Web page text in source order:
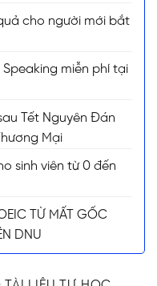
cho người mới bắt
miễn phí tại
Tết Nguyên Đán
Mại
sinh viên từ 0 đến
TỪ MẤT GỐC
DNU